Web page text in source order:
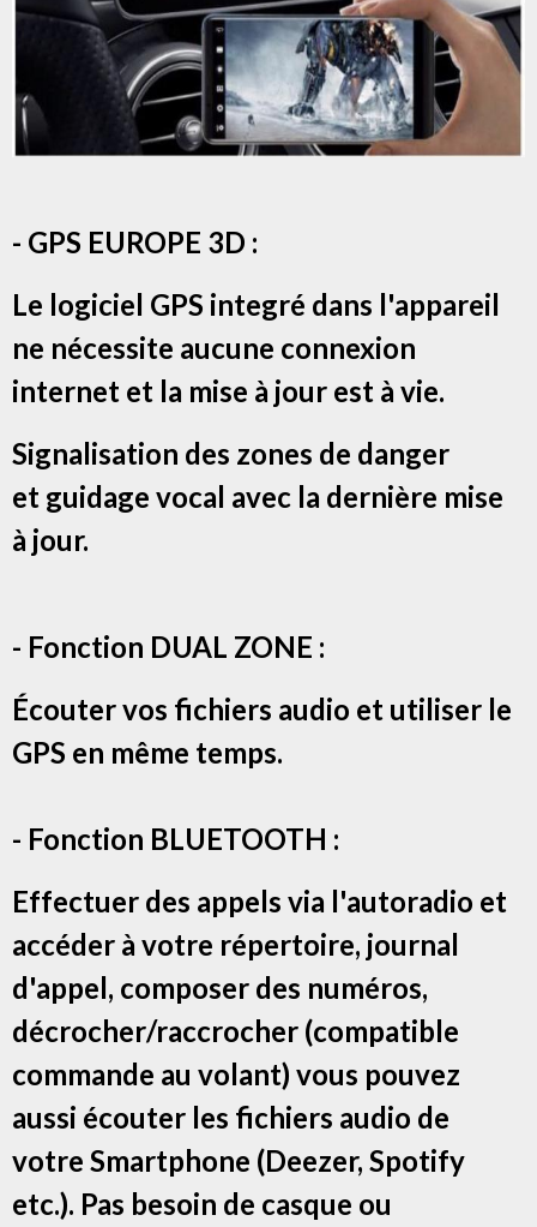
- GPS EUROPE 3D :
Le logiciel GPS integré dans l'appareil
ne nécessite aucune connexion
internet et la mise à jour est à vie.
Signalisation des zones de danger
et guidage vocal avec la dernière mise
à jour.
- Fonction DUAL ZONE :
Écouter vos fichiers audio et utiliser le
GPS en même temps.
- Fonction BLUETOOTH :
Effectuer des appels via l'autoradio et
accéder à votre répertoire, journal
d'appel, composer des numéros,
décrocher/raccrocher (compatible
commande au volant) vous pouvez
aussi écouter les fichiers audio de
votre Smartphone (Deezer, Spotify
etc.). Pas besoin de casque ou